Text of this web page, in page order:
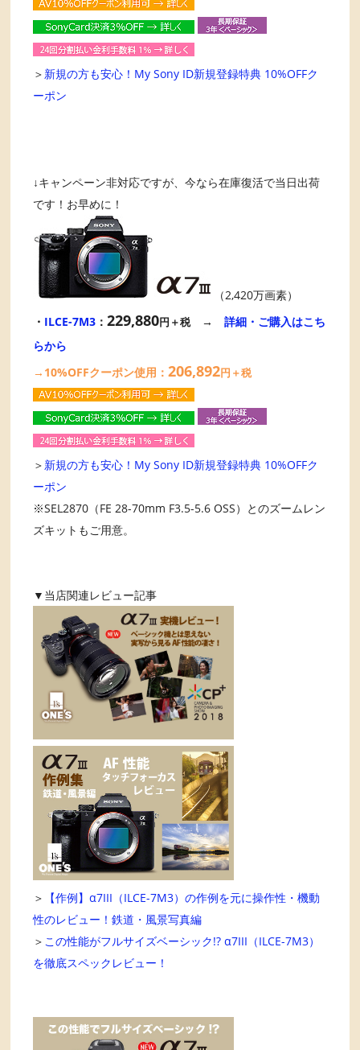
＞ 新規の方も安心！My Sony ID新規登録特典 10%OFFク
ーポン
↓キャンペーン非対応ですが、今なら在庫復活で当日出荷
です！お早めに！
（2,420万画素）
・ ILCE-7M3 ：229,880円＋税→詳細・ご購入はこち
らから
→10%OFFクーポン使用：206,892円＋税
＞ 新規の方も安心！My Sony ID新規登録特典 10%OFFク
ーポン
※SEL2870（FE 28-70mm F3.5-5.6 OSS）とのズームレン
ズキットもご用意。
▼当店関連レビュー記事
＞ 【作例】α7III（ILCE-7M3）の作例を元に操作性・機動
性のレビュー！鉄道・風景写真編
＞ この性能がフルサイズベーシック!? α7III（ILCE-7M3）
を徹底スペックレビュー！